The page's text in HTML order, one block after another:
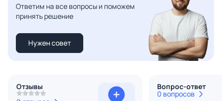
Ответим на все вопросы и поможем
принять решение
Нужен совет
Отзывы
Вопрос-ответ
0 вопросов